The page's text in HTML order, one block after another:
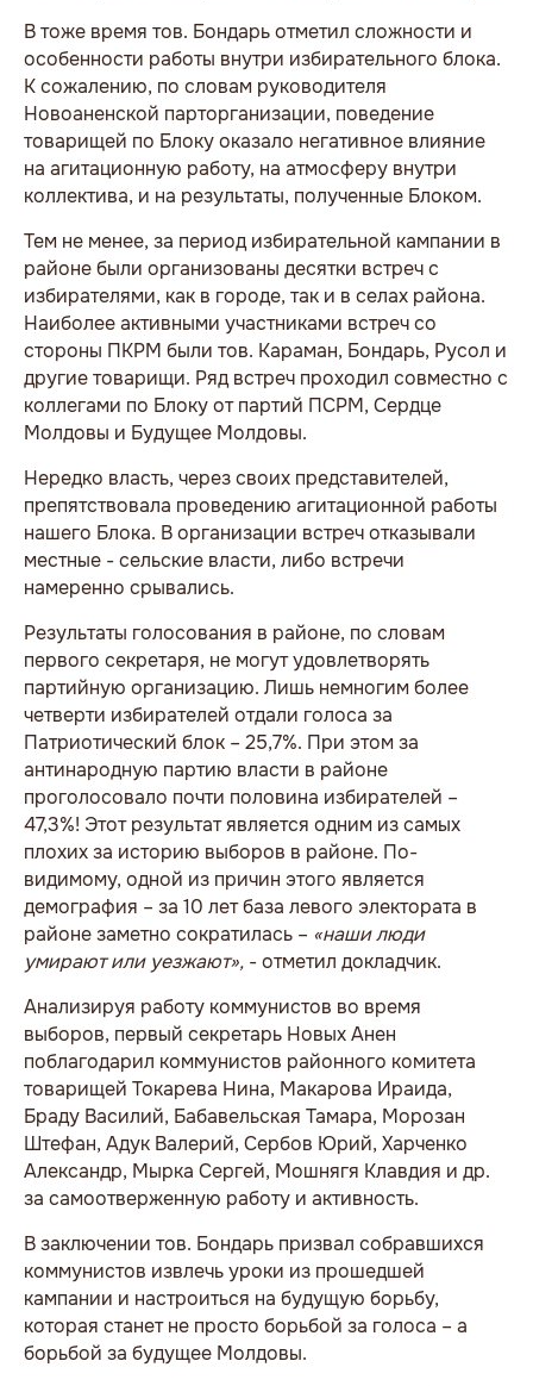
В тоже время тов. Бондарь отметил сложности и
особенности работы внутри избирательного блока.
К сожалению, по словам руководителя
Новоаненской парторганизации, поведение
товарищей по Блоку оказало негативное влияние
на агитационную работу, на атмосферу внутри
коллектива, и на результаты, полученные Блоком.
Тем не менее, за период избирательной кампании в
районе были организованы десятки встреч с
избирателями, как в городе, так и в селах района.
Наиболее активными участниками встреч со
стороны ПКРМ были тов. Караман, Бондарь, Русол и
другие товарищи. Ряд встреч проходил совместно с
коллегами по Блоку от партий ПСРМ, Сердце
Молдовы и Будущее Молдовы.
Нередко власть, через своих представителей,
препятствовала проведению агитационной работы
нашего Блока. В организации встреч отказывали
местные - сельские власти, либо встречи
намеренно срывались.
Результаты голосования в районе, по словам
первого секретаря, не могут удовлетворять
партийную организацию. Лишь немногим более
четверти избирателей отдали голоса за
Патриотический блок – 25,7%. При этом за
антинародную партию власти в районе
проголосовало почти половина избирателей –
47,3%! Этот результат является одним из самых
плохих за историю выборов в районе. По-
видимому, одной из причин этого является
демография – за 10 лет база левого электората в
районе заметно сократилась – «наши люди
умирают или уезжают», - отметил докладчик.
Анализируя работу коммунистов во время
выборов, первый секретарь Новых Анен
поблагодарил коммунистов районного комитета
товарищей Токарева Нина, Макарова Ираида,
Браду Василий, Бабавельская Тамара, Морозан
Штефан, Адук Валерий, Сербов Юрий, Харченко
Александр, Мырка Сергей, Мошнягя Клавдия и др.
за самоотверженную работу и активность.
В заключении тов. Бондарь призвал собравшихся
коммунистов извлечь уроки из прошедшей
кампании и настроиться на будущую борьбу,
которая станет не просто борьбой за голоса – а
борьбой за будущее Молдовы.